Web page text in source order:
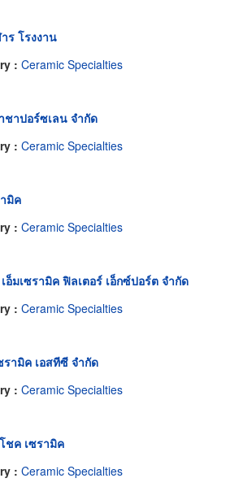
ร โรงงาน
: Ceramic Specialties
ชาปอร์ซเลน จำกัด
: Ceramic Specialties
มิค
: Ceramic Specialties
อ็มเซรามิค ฟิลเตอร์ เอ็กซ์ปอร์ต จำกัด
: Ceramic Specialties
รามิค เอสทีซี จำกัด
: Ceramic Specialties
ชค เซรามิค
: Ceramic Specialties